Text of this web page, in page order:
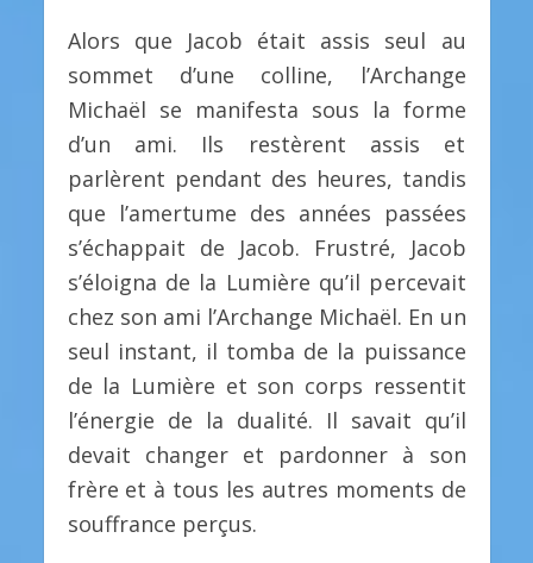
Alors que Jacob était assis seul au
sommet d’une colline, l’Archange
Michaël se manifesta sous la forme
d’un ami. Ils restèrent assis et
parlèrent pendant des heures, tandis
que l’amertume des années passées
s’échappait de Jacob. Frustré, Jacob
s’éloigna de la Lumière qu’il percevait
chez son ami l’Archange Michaël. En un
seul instant, il tomba de la puissance
de la Lumière et son corps ressentit
l’énergie de la dualité. Il savait qu’il
devait changer et pardonner à son
frère et à tous les autres moments de
souffrance perçus.